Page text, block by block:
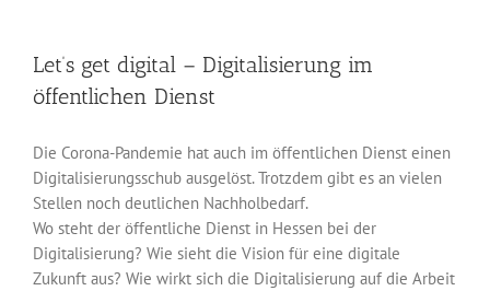
Let’s get digital – Digitalisierung im
öffentlichen Dienst
Die Corona-Pandemie hat auch im öffentlichen Dienst einen
Digitalisierungsschub ausgelöst. Trotzdem gibt es an vielen
Stellen noch deutlichen Nachholbedarf.
Wo steht der öffentliche Dienst in Hessen bei der
Digitalisierung? Wie sieht die Vision für eine digitale
Zukunft aus? Wie wirkt sich die Digitalisierung auf die Arbeit